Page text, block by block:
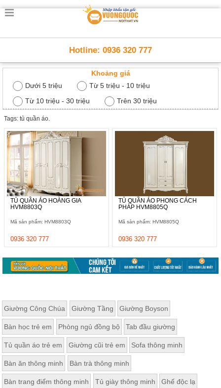
Trang
Thông
thông
Nội
Thất
Trẻ
Em
Giường
tầng,
bàn
học, tủ
sách
Phòng
Khách
Sofa,
rượu,
Nội
Thất
Phòng
Ngủ
Giường
ngủ, tủ
áo, bàn
trang
điểm
Hotline: 0936 320 777
Khoảng giá
Dưới 5 triệu
Từ 5 triệu - 10 triệu
Từ 10 triệu - 30 triệu
Trên 30 triệu
Tags: tủ quần áo.
TỦ QUẦN ÁO HOÀNG GIA
HVM8803Q
Mã sản phẩm: HVM8803Q
0936 320 777
TỦ QUẦN ÁO PHONG CÁCH
PHÁP HVM8805Q
Mã sản phẩm: HVM8805Q
0936 320 777
Giường Công Chúa Giường Tầng Giường Boyson
Bàn học trẻ em Phòng ngủ đồng bộ Tab đầu giường
Tủ quần áo trẻ em Giường cũi trẻ em Sofa thông minh
Bàn ăn thông minh Bàn trà thông minh
Bàn trang điểm thông minh Tủ giày thông minh Ghế độc lạ